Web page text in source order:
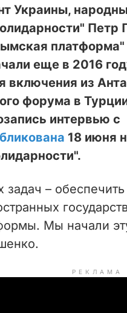
Украины,
Петр
платформа"
еще в 2016
включения из
форума в
интервью с
18 июня
задач –
Мы начали
РЕКЛАМА